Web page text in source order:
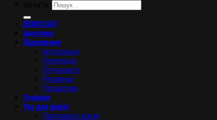
ДЕМОЗАЛ
Акустика
Підсилення
Інтегральні
Попередні
Потужності
Ресивери
Процесори
Стрімінг
Усе для вінілу
Програвачі вінілу